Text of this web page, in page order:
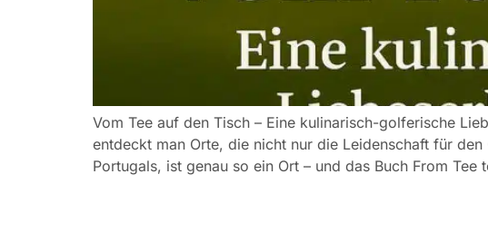
Vom Tee auf den Tisch – Eine kulinarisch-golferische
entdeckt man Orte, die nicht nur die Leidenschaft für
Portugals, ist genau so ein Ort – und das Buch From